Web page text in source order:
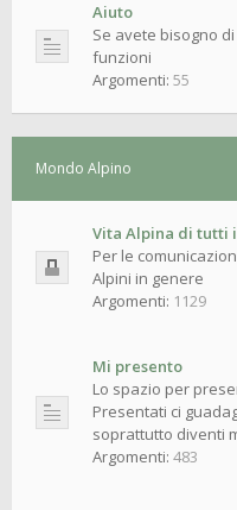
Aiuto
Se avete bisogno
funzioni
Argomenti: 55
Mondo Alpino
Vita Alpina di tutti
Per le
Alpini in genere
Argomenti: 1129
Mi presento
Lo spazio per
Presentati ci
soprattutto diventi
Argomenti: 483